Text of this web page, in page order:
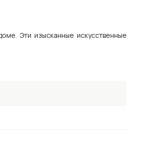
Эти изысканные искусственные